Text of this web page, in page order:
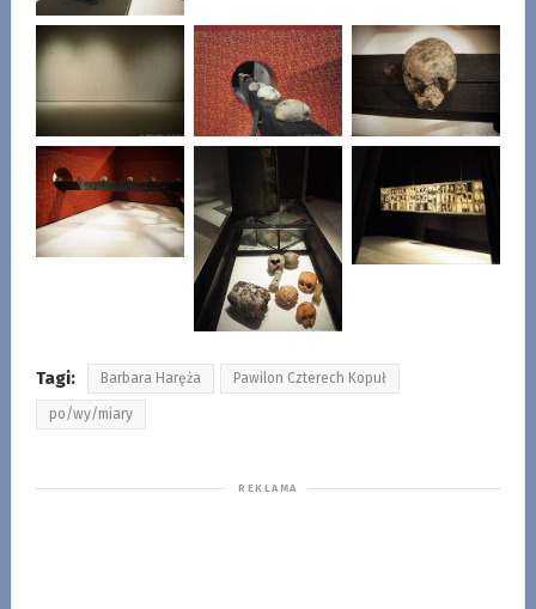
Tagi: Barbara Haręża Pawilon Czterech Kopuł
po/wy/miary